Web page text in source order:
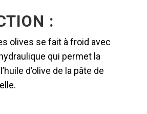
:
olives se fait à froid avec
qui permet la
d’olive de la pâte de